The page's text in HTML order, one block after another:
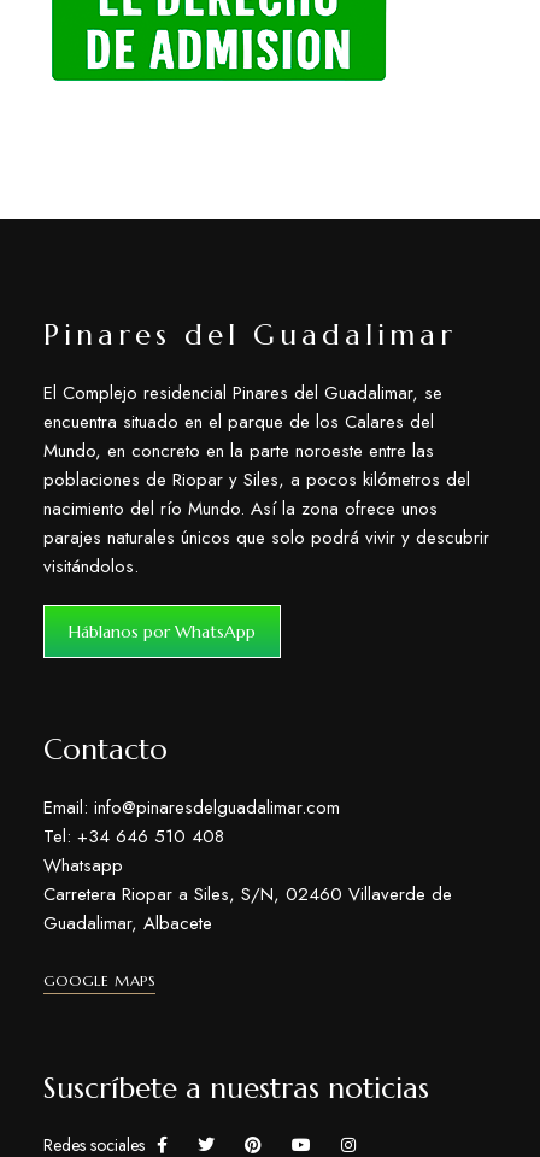
Pinares del Guadalimar
El Complejo residencial Pinares del Guadalimar, se
encuentra situado en el parque de los Calares del
Mundo, en concreto en la parte noroeste entre las
poblaciones de Riopar y Siles, a pocos kilómetros del
nacimiento del río Mundo. Así la zona ofrece unos
parajes naturales únicos que solo podrá vivir y descubrir
visitándolos.
Háblanos por WhatsApp
Contacto
Email: info@pinaresdelguadalimar.com
Tel: +34 646 510 408
Whatsapp
Carretera Riopar a Siles, S/N, 02460 Villaverde de
Guadalimar, Albacete
GOOGLE MAPS
Suscríbete a nuestras noticias
Redes sociales